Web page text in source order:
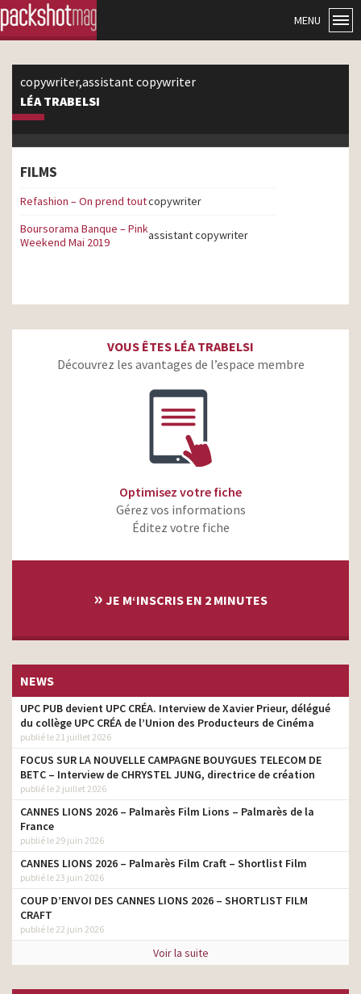
MENU
copywriter,assistant copywriter
LÉA TRABELSI
FILMS
Refashion – On prend toutcopywriter
Boursorama Banque – Pink
Weekend Mai 2019
assistant copywriter
VOUS ÊTES LÉA TRABELSI
Découvrez les avantages de l’espace membre
Optimisez votre fiche
Gérez vos informations
Éditez votre fiche
» JE M‘INSCRIS EN 2 MINUTES
NEWS
UPC PUB devient UPC CRÉA. Interview de Xavier Prieur, délégué
du collège UPC CRÉA de l’Union des Producteurs de Cinéma
publié le 21 juillet 2026
FOCUS SUR LA NOUVELLE CAMPAGNE BOUYGUES TELECOM DE
BETC – Interview de CHRYSTEL JUNG, directrice de création
publié le 2 juillet 2026
CANNES LIONS 2026 – Palmarès Film Lions – Palmarès de la
France
publié le 29 juin 2026
CANNES LIONS 2026 – Palmarès Film Craft – Shortlist Film
publié le 23 juin 2026
COUP D’ENVOI DES CANNES LIONS 2026 – SHORTLIST FILM
CRAFT
publié le 22 juin 2026
Voir la suite